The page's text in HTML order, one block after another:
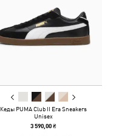
Кеды PUMA Club II Era Sneakers
Unisex
3 590,00 ₴